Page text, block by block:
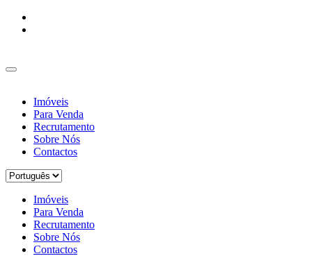
Imóveis
Para Venda
Recrutamento
Sobre Nós
Contactos
Imóveis
Para Venda
Recrutamento
Sobre Nós
Contactos